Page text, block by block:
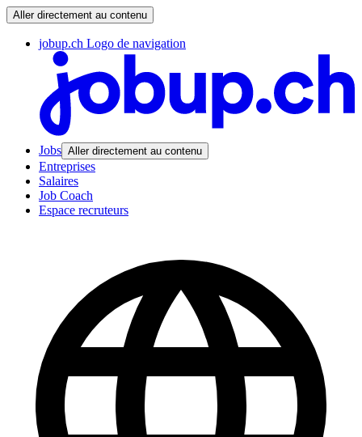
Aller directement au contenu
jobup.ch Logo de navigation
Jobs Aller directement au contenu
Entreprises
Salaires
Job Coach
Espace recruteurs